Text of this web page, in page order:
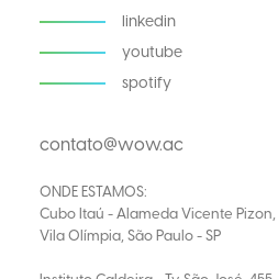
linkedin
youtube
spotify
contato@wow.ac
ONDE ESTAMOS:
Cubo Itaú - Alameda Vicente Pizon,
Vila Olímpia, São Paulo - SP